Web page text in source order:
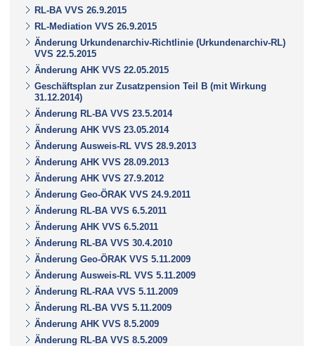
RL-BA VVS 26.9.2015
RL-Mediation VVS 26.9.2015
Änderung Urkundenarchiv-Richtlinie (Urkundenarchiv-RL)
VVS 22.5.2015
Änderung AHK VVS 22.05.2015
Geschäftsplan zur Zusatzpension Teil B (mit Wirkung
31.12.2014)
Änderung RL-BA VVS 23.5.2014
Änderung AHK VVS 23.05.2014
Änderung Ausweis-RL VVS 28.9.2013
Änderung AHK VVS 28.09.2013
Änderung AHK VVS 27.9.2012
Änderung Geo-ÖRAK VVS 24.9.2011
Änderung RL-BA VVS 6.5.2011
Änderung AHK VVS 6.5.2011
Änderung RL-BA VVS 30.4.2010
Änderung Geo-ÖRAK VVS 5.11.2009
Änderung Ausweis-RL VVS 5.11.2009
Änderung RL-RAA VVS 5.11.2009
Änderung RL-BA VVS 5.11.2009
Änderung AHK VVS 8.5.2009
Änderung RL-BA VVS 8.5.2009